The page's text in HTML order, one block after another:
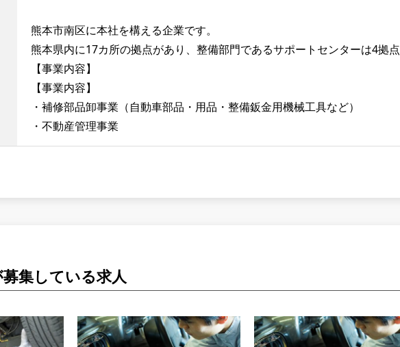
熊本市南区に本社を構える企業です。
熊本県内に17カ所の拠点があり、整備部門であるサポートセンターは4拠
【事業内容】
【事業内容】
・補修部品卸事業（自動車部品・用品・整備鈑金用機械工具など）
・不動産管理事業
集している求人